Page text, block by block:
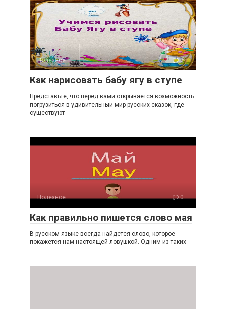
Полезное 0
Как нарисовать бабу ягу в ступе
Представьте, что перед вами открывается возможность
погрузиться в удивительный мир русских сказок, где
существуют
Полезное 0
Как правильно пишется слово мая
В русском языке всегда найдется слово, которое
покажется нам настоящей ловушкой. Одним из таких